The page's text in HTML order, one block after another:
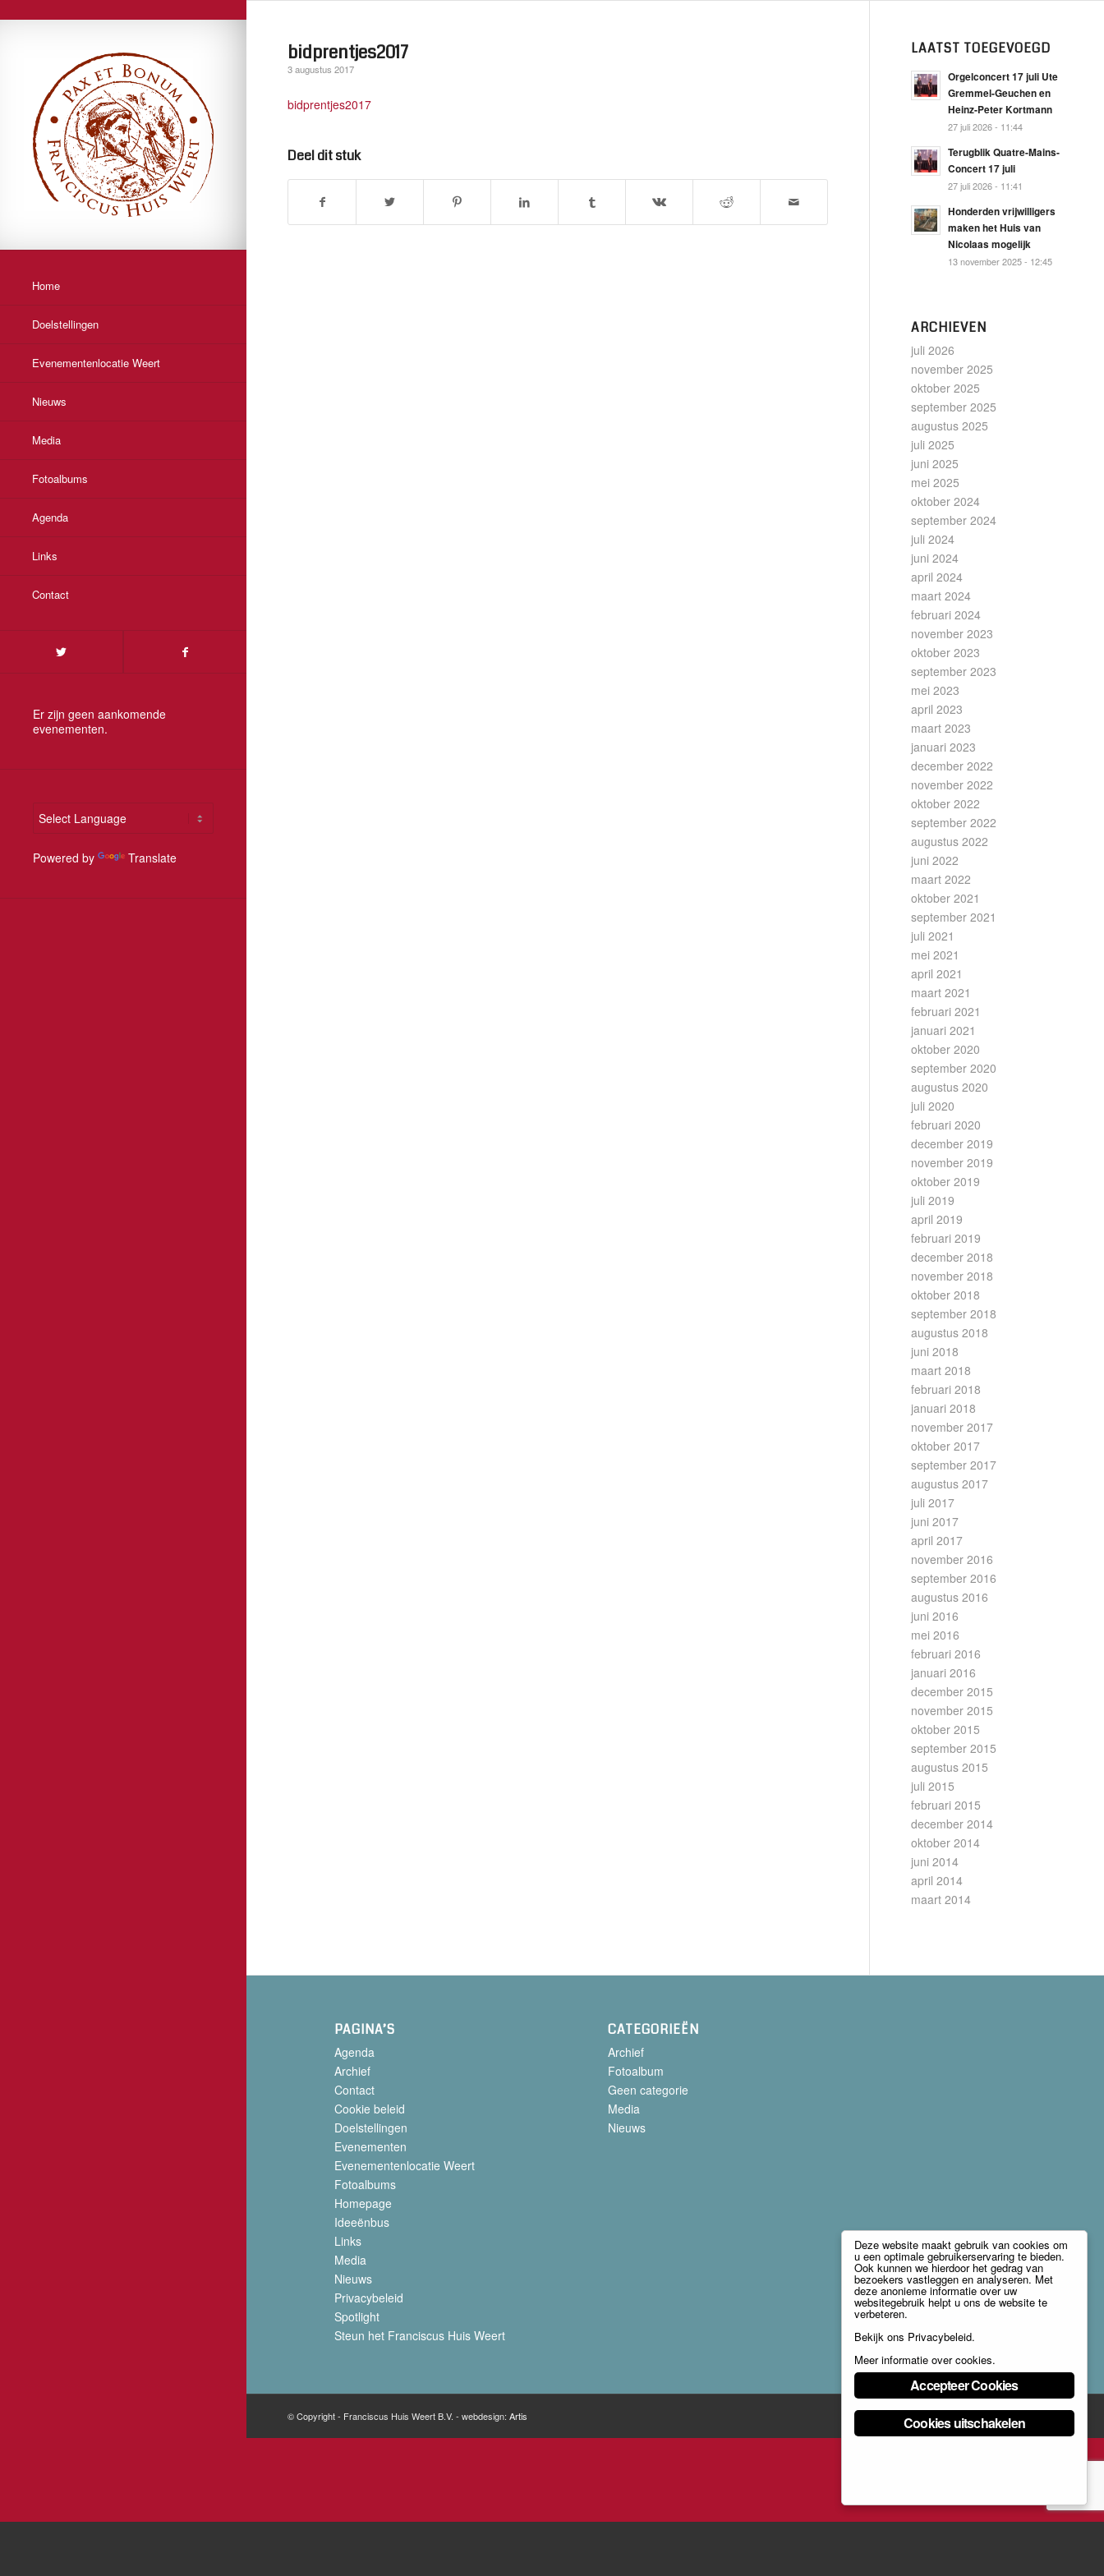
Home
Doelstellingen
Evenementenlocatie Weert
Nieuws
Media
Fotoalbums
Agenda
Links
Contact
Er zijn geen aankomende
evenementen.
Powered by Translate
bidprentjes2017
3 augustus 2017
bidprentjes2017
Deel dit stuk
LAATST TOEGEVOEGD
Orgelconcert 17 juli Ute
Gremmel-Geuchen en
Heinz-Peter Kortmann
27 juli 2026 - 11:44
Terugblik Quatre-Mains-
Concert 17 juli
27 juli 2026 - 11:41
Honderden vrijwilligers
maken het Huis van
Nicolaas mogelijk
13 november 2025 - 12:45
ARCHIEVEN
juli 2026
november 2025
oktober 2025
september 2025
augustus 2025
juli 2025
juni 2025
mei 2025
oktober 2024
september 2024
juli 2024
juni 2024
april 2024
maart 2024
februari 2024
november 2023
oktober 2023
september 2023
mei 2023
april 2023
maart 2023
januari 2023
december 2022
november 2022
oktober 2022
september 2022
augustus 2022
juni 2022
maart 2022
oktober 2021
september 2021
juli 2021
mei 2021
april 2021
maart 2021
februari 2021
januari 2021
oktober 2020
september 2020
augustus 2020
juli 2020
februari 2020
december 2019
november 2019
oktober 2019
juli 2019
april 2019
februari 2019
december 2018
november 2018
oktober 2018
september 2018
augustus 2018
juni 2018
maart 2018
februari 2018
januari 2018
november 2017
oktober 2017
september 2017
augustus 2017
juli 2017
juni 2017
april 2017
november 2016
september 2016
augustus 2016
juni 2016
mei 2016
februari 2016
januari 2016
december 2015
november 2015
oktober 2015
september 2015
augustus 2015
juli 2015
februari 2015
december 2014
oktober 2014
juni 2014
april 2014
maart 2014
PAGINA’S
Agenda
Archief
Contact
Cookie beleid
Doelstellingen
Evenementen
Evenementenlocatie Weert
Fotoalbums
Homepage
Ideeënbus
Links
Media
Nieuws
Privacybeleid
Spotlight
Steun het Franciscus Huis Weert
CATEGORIEËN
Archief
Fotoalbum
Geen categorie
Media
Nieuws
© Copyright - Franciscus Huis Weert B.V. - webdesign: Artis
Deze website maakt gebruik van cookies om
u een optimale gebruikerservaring te bieden.
Ook kunnen we hierdoor het gedrag van
bezoekers vastleggen en analyseren. Met
deze anonieme informatie over uw
websitegebruik helpt u ons de website te
verbeteren.
Bekijk ons Privacybeleid.
Meer informatie over cookies.
Accepteer Cookies
Cookies uitschakelen